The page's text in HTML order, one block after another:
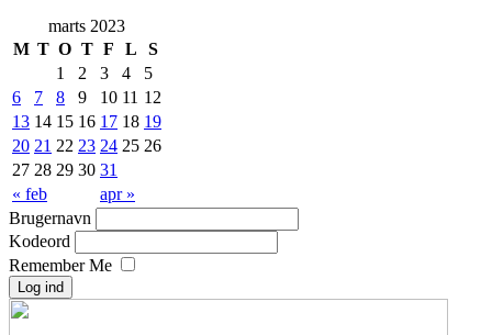
marts 2023
M T O T F L S
« feb apr »
1 2 3 4
5
6
7 8 9 10 11 12
13 14 15 16 17 18 19
20 21 22 23 24 25 26
27 28 29 30 31
Brugernavn
Kodeord
Remember Me